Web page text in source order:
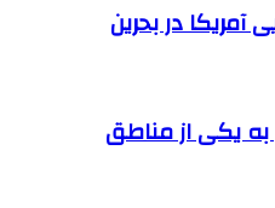
آمریکا در بحرین
یکی از مناطق